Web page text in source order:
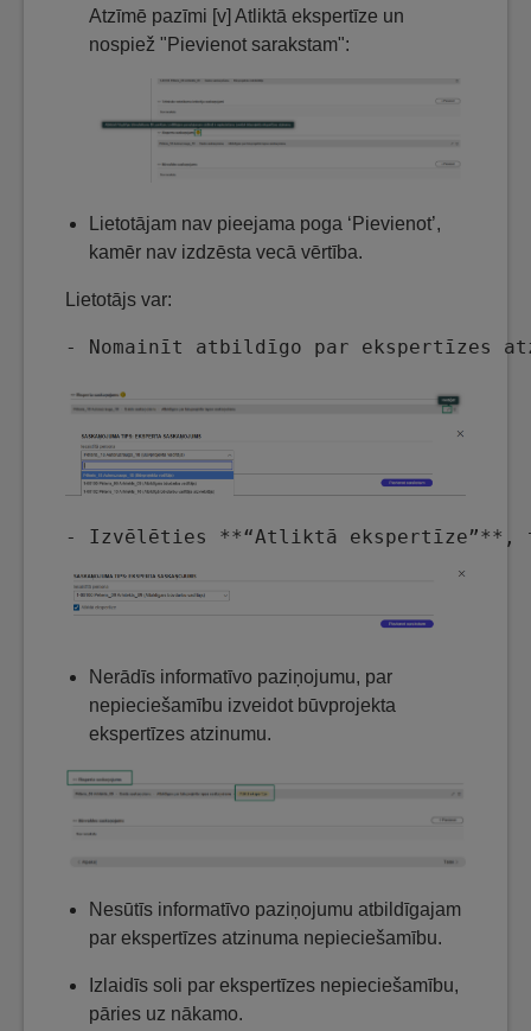
Atzīmē pazīmi [v] Atliktā ekspertīze un
nospiež "Pievienot sarakstam":
Lietotājam nav pieejama poga ‘Pievienot’,
kamēr nav izdzēsta vecā vērtība.
Lietotājs var:
- Nomainīt atbildīgo par ekspertīzes
- Izvēlēties **“Atliktā ekspertīze”**,
Nerādīs informatīvo paziņojumu, par
nepieciešamību izveidot būvprojekta
ekspertīzes atzinumu.
Nesūtīs informatīvo paziņojumu atbildīgajam
par ekspertīzes atzinuma nepieciešamību.
Izlaidīs soli par ekspertīzes nepieciešamību,
pāries uz nākamo.